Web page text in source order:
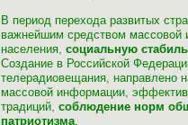
В период перехода развитых
важнейшим средством массовой
населения, социальную
Создание в Российской
телерадиовещания, направлено
массовой информации,
традиций, соблюдение норм
патриотизма.